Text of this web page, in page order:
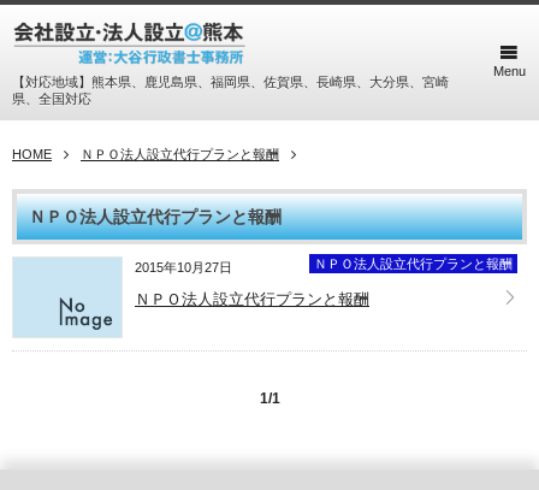
【対応地域】熊本県、鹿児島県、福岡県、佐賀県、長崎県、大分県、宮崎
県、全国対応
Menu
HOME ＮＰＯ法人設立代行プランと報酬
ＮＰＯ法人設立代行プランと報酬
2015年10月27日 ＮＰＯ法人設立代行プランと報酬
ＮＰＯ法人設立代行プランと報酬
1/1